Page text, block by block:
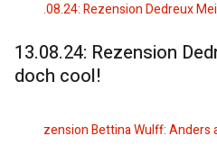
13.08.24: Rezension
doch cool!